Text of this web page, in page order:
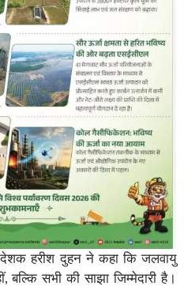
हरीश दुहन ने कहा कि जलवायु
बल्कि सभी की साझा जिम्मेदारी है।